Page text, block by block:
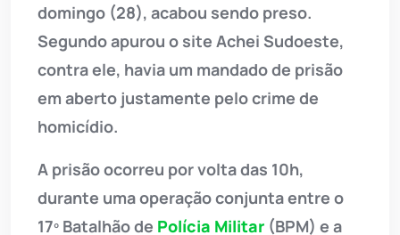
domingo (28), acabou sendo preso.
Segundo apurou o site Achei Sudoeste,
contra ele, havia um mandado de prisão
em aberto justamente pelo crime de
homicídio.
A prisão ocorreu por volta das 10h,
durante uma operação conjunta entre o
17º Batalhão de Polícia Militar (BPM) e a